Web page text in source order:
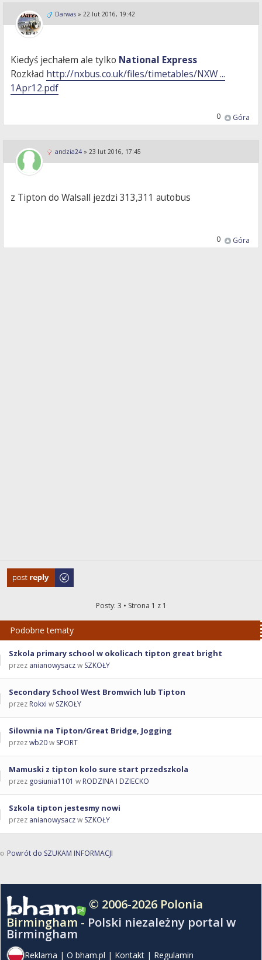
Darwas » 22 lut 2016, 19:42
Kiedyś jechałem ale tylko National Express
Rozkład http://nxbus.co.uk/files/timetables/NXW ...
1Apr12.pdf
Góra
0
andzia24 » 23 lut 2016, 17:45
z Tipton do Walsall jezdzi 313,311 autobus
Góra
0
Odpowiedz
Posty: 3 • Strona 1 z 1
Podobne tematy
Szkola primary school w okolicach tipton great bright
przez anianowysaczw SZKOŁY
Secondary School West Bromwich lub Tipton
przez Rokxi w SZKOŁY
Silownia na Tipton/Great Bridge, Jogging
przezwb20w SPORT
Mamuski z tipton kolo sure start przedszkola
przez gosiunia1101 w RODZINA I DZIECKO
Szkola tipton jestesmy nowi
przez anianowysaczw SZKOŁY
Powrót do SZUKAM INFORMACJI
© 2006-2026 Polonia
Birmingham - Polski niezależny portal w
Birmingham
Reklama | O bham.pl | Kontakt | Regulamin